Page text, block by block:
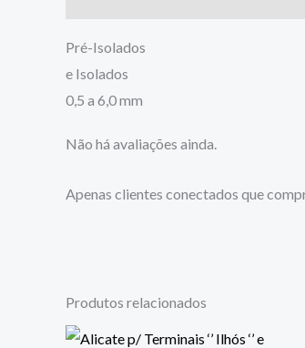
Pré-Isolados
e Isolados
0,5 a 6,0 mm
Não há avaliações ainda.
Apenas clientes conectados que
Produtos relacionados